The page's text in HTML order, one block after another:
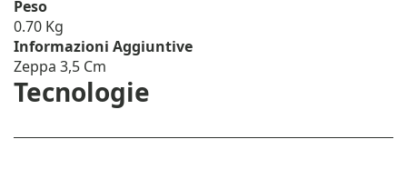
Peso
0.70 Kg
Informazioni Aggiuntive
Zeppa 3,5 Cm
Tecnologie